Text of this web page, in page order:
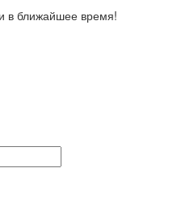
в ближайшее время!